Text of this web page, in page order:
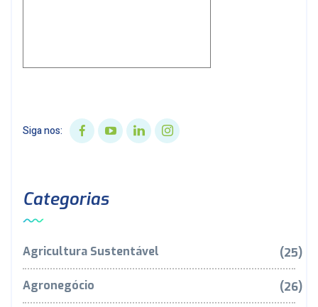
Siga nos:
Categorias
Agricultura Sustentável (25)
Agronegócio (26)